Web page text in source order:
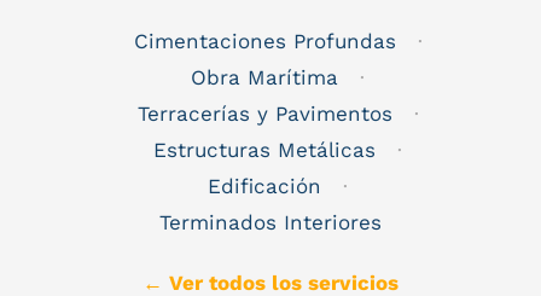
Cimentaciones Profundas
·
Obra Marítima
·
Terracerías y Pavimentos
·
Estructuras Metálicas
·
Edificación
·
Terminados Interiores
← Ver todos los servicios